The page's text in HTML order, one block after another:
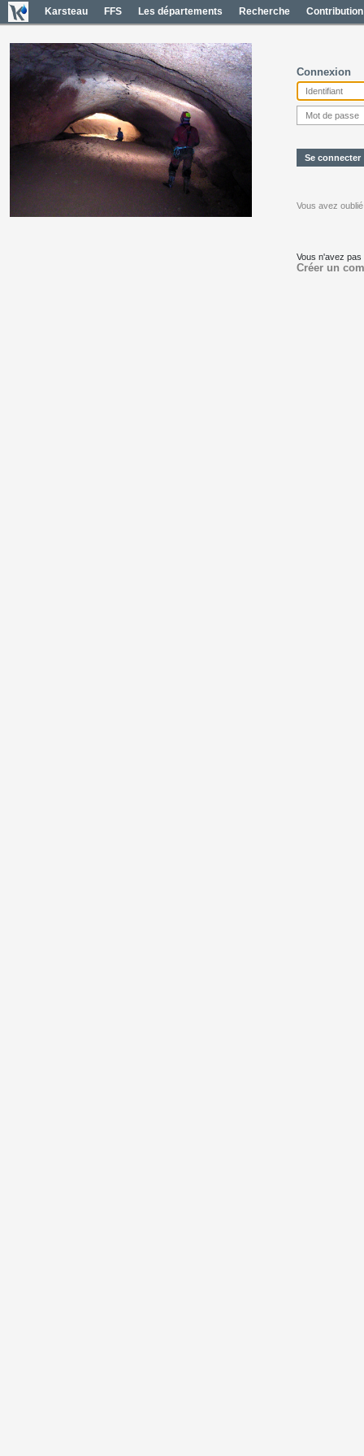
Karsteau FFS Les départements Recherche Contribution
Connexion
Vous avez
Vous n'avez
Créer un